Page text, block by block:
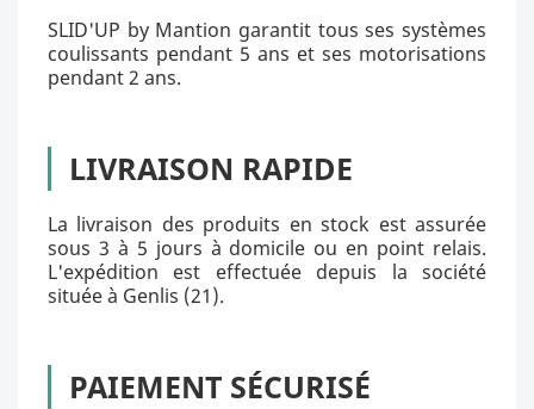
SLID'UP by Mantion garantit tous ses systèmes
coulissants pendant 5 ans et ses motorisations
pendant 2 ans.
LIVRAISON RAPIDE
La livraison des produits en stock est assurée
sous 3 à 5 jours à domicile ou en point relais.
L'expédition est effectuée depuis la société
située à Genlis (21).
PAIEMENT SÉCURISÉ